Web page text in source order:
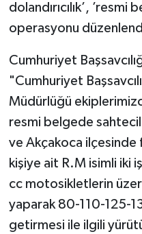
dolandırıcılık’, ’resmi
operasyonu
Cumhuriyet
"Cumhuriyet
Müdürlüğü
resmi belgede
ve Akçakoca ilçesinde
kişiye ait R.M isimli iki
cc motosikletlerin
yaparak 80-110-125-
getirmesi ile ilgili
Yazarlarımız
Tüm Makaleler
Tüm Haberler
Videolu Haberler
Son Dakika
Tüm Haberler